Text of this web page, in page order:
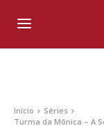
Início
Séries
Turma da Mônica – A